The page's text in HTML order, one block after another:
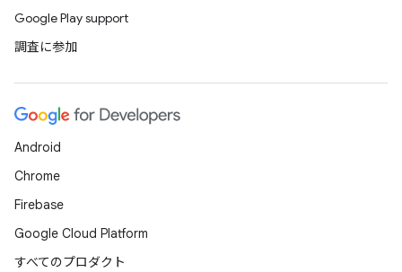
Google Play support
調査に参加
Android
Chrome
Firebase
Google Cloud Platform
すべてのプロダクト